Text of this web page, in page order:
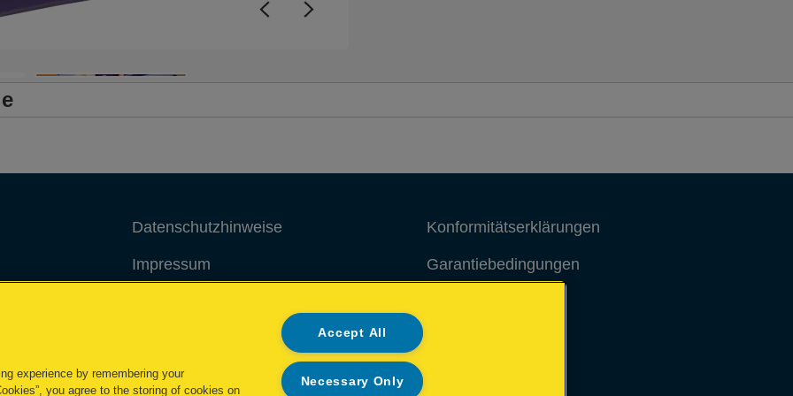
Datenschutzhinweise
Impressum
Datenzugriffsberechtigung
Konformitätserklärungen
Garantiebedingungen
experience by remembering your
you agree to the storing of cookies on
Accept All
Necessary Only